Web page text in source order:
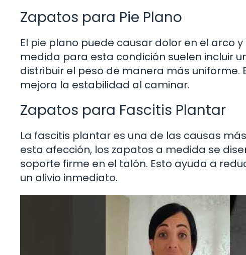
Zapatos para Pie Plano
El pie plano puede causar dolor en el arco
medida para esta condición suelen incluir
distribuir el peso de manera más uniforme.
mejora la estabilidad al caminar.
Zapatos para Fascitis Plantar
La fascitis plantar es una de las causas
esta afección, los zapatos a medida se
soporte firme en el talón. Esto ayuda a
un alivio inmediato.